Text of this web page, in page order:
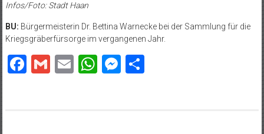
Infos/Foto: Stadt Haan
BU: Bürgermeisterin Dr. Bettina Warnecke bei der Sammlung für die
Kriegsgräberfürsorge im vergangenen Jahr.
Facebook
GmailEmailWhatsApp
Messenger